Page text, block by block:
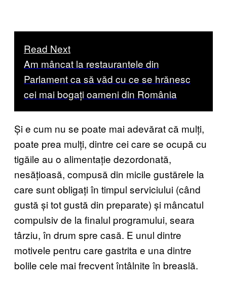
Read Next
Am mâncat la restaurantele din
Parlament ca să văd cu ce se hrănesc
cei mai bogați oameni din România
Și e cum nu se poate mai adevărat că mulți,
poate prea mulți, dintre cei care se ocupă cu
tigăile au o alimentație dezordonată,
nesățioasă, compusă din micile gustărele la
care sunt obligați în timpul serviciului (când
gustă și tot gustă din preparate) și mâncatul
compulsiv de la finalul programului, seara
târziu, în drum spre casă. E unul dintre
motivele pentru care gastrita e una dintre
bolile cele mai frecvent întâlnite în breaslă.